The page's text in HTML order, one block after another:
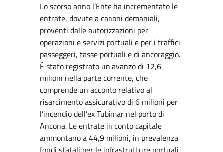
Lo scorso anno l’Ente ha incrementato le
entrate, dovute a canoni demaniali,
proventi dalle autorizzazioni per
operazioni e servizi portuali e per i traffici
passeggeri, tasse portuali e di ancoraggio.
È stato registrato un avanzo di 12,6
milioni nella parte corrente, che
comprende un acconto relativo al
risarcimento assicurativo di 6 milioni per
l’incendio dell’ex Tubimar nel porto di
Ancona. Le entrate in conto capitale
ammontano a 44,9 milioni, in prevalenza
fondi statali per le infrastrutture portuali